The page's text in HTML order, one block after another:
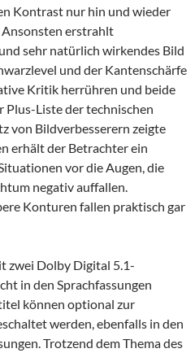
Kontrast nur hin und wieder
erstrahlt
sehr natürlich wirkendes Bild
und der Kantenschärfe
Kritik herrühren und beide
Plus-Liste der technischen
von Bildverbesserern zeigte
erhält der Betrachter ein
vor die Augen, die
negativ auffallen.
Konturen fallen praktisch gar
zwei Dolby Digital 5.1-
in den Sprachfassungen
können optional zur
werden, ebenfalls in den
Trotzend dem Thema des